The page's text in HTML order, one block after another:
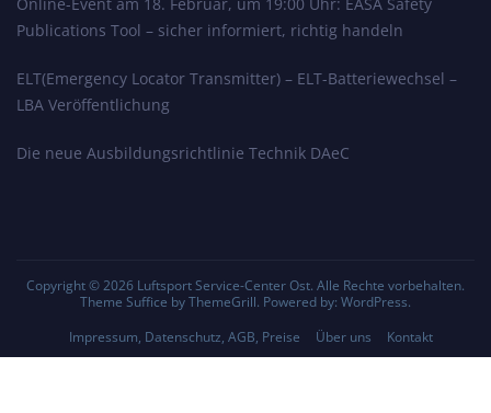
Publications Tool – sicher informiert, richtig handeln
ELT(Emergency Locator Transmitter) – ELT-Batteriewechsel –
LBA Veröffentlichung
Die neue Ausbildungsrichtlinie Technik DAeC
Copyright © 2026 Luftsport Service-Center Ost. Alle Rechte vorbehalten.
Theme Suffice by ThemeGrill. Powered by: WordPress.
Impressum, Datenschutz, AGB, Preise
Über uns Kontakt